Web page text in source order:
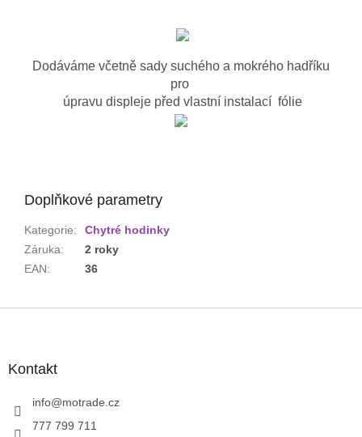
Dodáváme včetně sady suchého a mokrého hadříku
pro
úpravu displeje před vlastní instalací fólie
Doplňkové parametry
Kategorie:
Chytré hodinky
Záruka:
2 roky
EAN: 36
Kontakt
info@motrade.cz
777 799 711